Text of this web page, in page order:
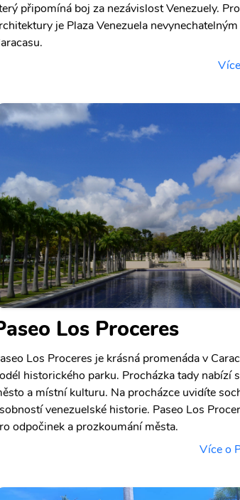
připomíná boj za nezávislost Venezuely.
je Plaza Venezuela
Los Proceres
Los Proceres je krásná promenáda v
historického parku. Procházka tady nabízí
a místní kulturu. Na procházce uvidíte
venezuelské historie. Paseo Los
odpočinek a prozkoumání města.
Více o